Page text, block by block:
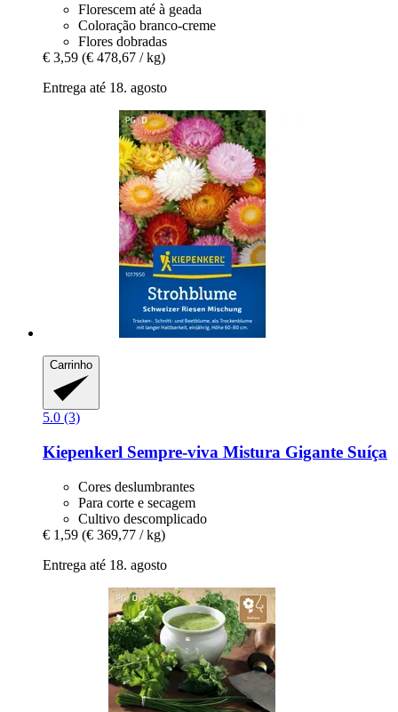
Florescem até à geada
Coloração branco-creme
Flores dobradas
€ 3,59 (€ 478,67 / kg)
Entrega até 18. agosto
Carrinho
5.0 (3)
Kiepenkerl Sempre-​viva Mistura Gigante Suíça
Cores deslumbrantes
Para corte e secagem
Cultivo descomplicado
€ 1,59 (€ 369,77 / kg)
Entrega até 18. agosto